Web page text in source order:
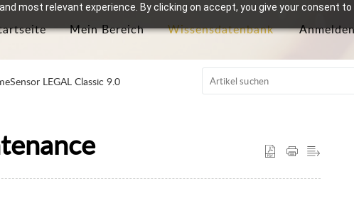
most relevant experience. By clicking on accept, you give your consent
Mein Bereich Wissensdatenbank
LEGAL Classic 9.0